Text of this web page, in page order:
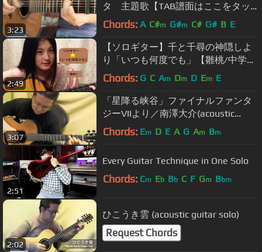
3:23
タ 主題歌【TAB譜面はここをタッ
プ】【ソロギター】【編曲＆演奏：
Chords: A C#m G#m C# G# B E
2:49
【ソロギター】千と千尋の神隠しよ
り「いつも何度でも」【雛桃/中学
生】
Chords: G C Am Dm D Em E
3:07
「星降る峡谷」ファイナルファンタ
ジーVIIより／南澤大介(acoustic
guitar solo)
Chords: Em D E A G Am Bm
2:51
Every Guitar Technique in One Solo
Chords: Cm Eb Bb C F Gm Bbm
2:02
ひこうき雲 (acoustic guitar solo)
Request Chords